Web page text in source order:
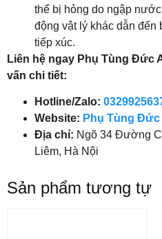
thể bị hỏng do ngập
động vật lý khác dẫn đến
tiếp xúc.
Liên hệ ngay Phụ Tùng Đức
vấn chi tiết:
Hotline/Zalo:
Website: Phụ Tùng Đức
Địa chỉ: Ngõ 34 Đường
Liêm, Hà Nội
Sản phẩm tương tự